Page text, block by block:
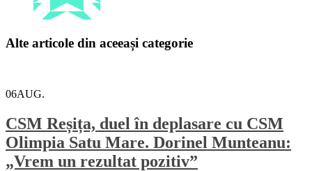
Alte articole din aceeași categorie
06AUG.
CSM Reșița, duel în deplasare cu CSM
Olimpia Satu Mare. Dorinel Munteanu:
„Vrem un rezultat pozitiv”